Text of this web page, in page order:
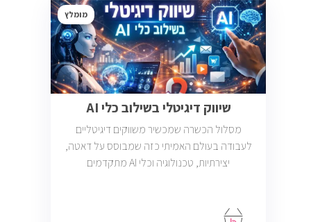
מומלץ
שיווק דיגיטלי בשילוב כלי AI
מסלול הכשרה שמכשיר משווקים דיגיטליים
לעבודה בעולם האמיתי כזה שמבוסס על דאטה,
יצירתיות, טכנולוגיה וכלי AI מתקדמים